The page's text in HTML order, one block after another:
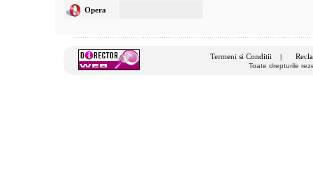
Opera
Termeni si Conditii
Toate drepturile